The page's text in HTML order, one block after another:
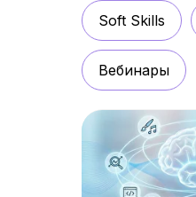
Soft Skills
Вебинары